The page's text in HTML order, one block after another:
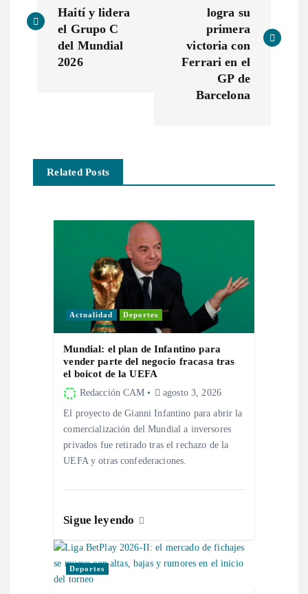
v
c
Haití y lidera
el Grupo C
del Mundial
2026
logra su
primera
victoria con
Ferrari en el
GP de
Barcelona
Related Posts
Actualidad Deportes
Mundial: el plan de Infantino para
vender parte del negocio fracasa tras
el boicot de la UEFA
Redacción CAM agosto 3, 2026
El proyecto de Gianni Infantino para abrir la
comercialización del Mundial a inversores
privados fue retirado tras el rechazo de la
UEFA y otras confederaciones.
Sigue leyendo
Deportes